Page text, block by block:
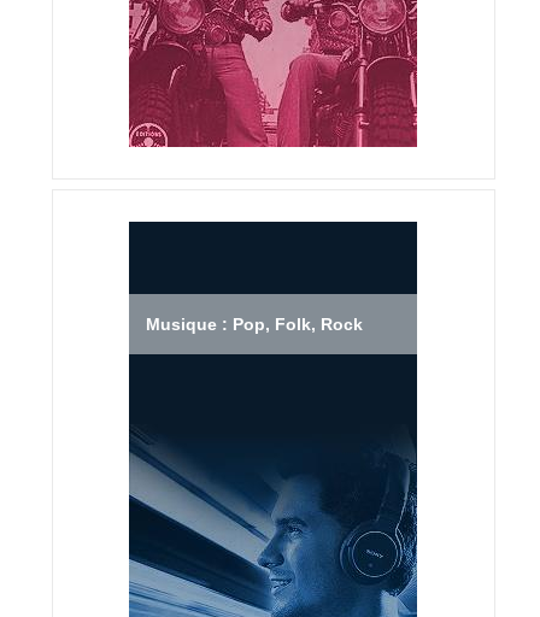
Musique : Pop, Folk, Rock